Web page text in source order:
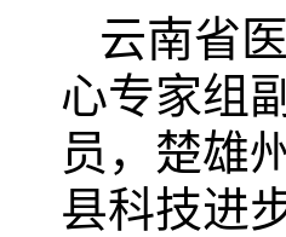
云南省
心专家组
员，楚雄
县科技进